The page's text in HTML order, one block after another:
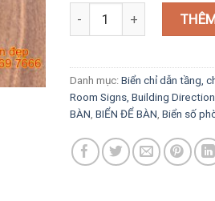
Biển lễ tân để bàn phong
Danh mục:Biển chỉ dẫn tầng,
Room Signs, Building
BÀN, BIỂN ĐỂ BÀN, Biển số